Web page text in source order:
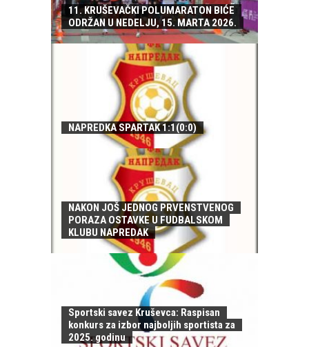
11. KRUŠEVAČKI POLUMARATON BIĆE
ODRŽAN U NEDELJU, 15. MARTA 2026.
NAPREDKA SPARTAK 1:1(0:0)
NAKON JOŠ JEDNOG PRVENSTVENOG
PORAZA OSTAVKE U FUDBALSKOM
KLUBU NAPREDAK
Sportski savez Kruševca: Raspisan
konkurs za izbor najboljih sportista za
2025. godinu